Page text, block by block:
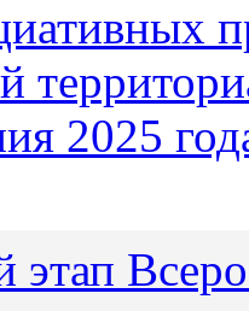
2025
этап